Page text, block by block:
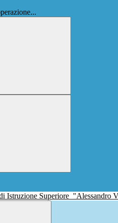
Istruzione Superiore "Alessandro